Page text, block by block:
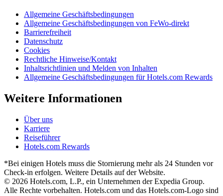
Allgemeine Geschäftsbedingungen
Allgemeine Geschäftsbedingungen von FeWo-direkt
Barrierefreiheit
Datenschutz
Cookies
Rechtliche Hinweise/Kontakt
Inhaltsrichtlinien und Melden von Inhalten
Allgemeine Geschäftsbedingungen für Hotels.com Rewards
Weitere Informationen
Über uns
Karriere
Reiseführer
Hotels.com Rewards
*Bei einigen Hotels muss die Stornierung mehr als 24 Stunden vor
Check-in erfolgen. Weitere Details auf der Website.
© 2026 Hotels.com, L.P., ein Unternehmen der Expedia Group.
Alle Rechte vorbehalten. Hotels.com und das Hotels.com-Logo sind